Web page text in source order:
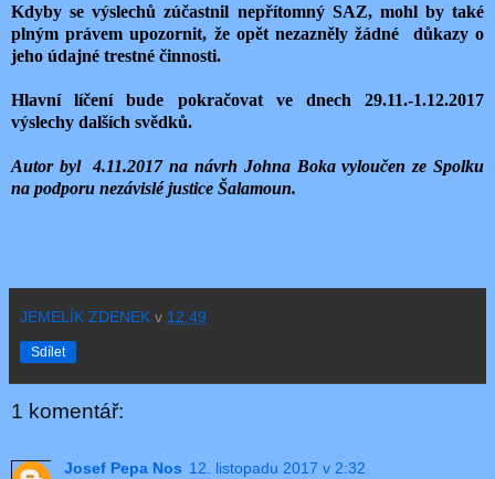
Kdyby se výslechů zúčastnil nepřítomný SAZ, mohl by také
plným právem upozornit, že opět nezazněly žádné důkazy o
jeho údajné trestné činnosti.
Hlavní líčení bude pokračovat ve dnech 29.11.-1.12.2017
výslechy dalších svědků.
Autor byl 4.11.2017 na návrh Johna Boka vyloučen ze Spolku
na podporu nezávislé justice Šalamoun.
JEMELÍK ZDENEK v 12:49
Sdílet
1 komentář:
Josef Pepa Nos 12. listopadu 2017 v 2:32